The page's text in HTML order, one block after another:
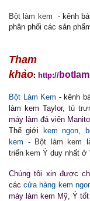
Bột làm kem - kênh
phân phối các sản
Tham
khảo: http://
Bột Làm Kem - kênh
làm kem Taylor, tủ
máy làm đá viên
Thế giới
kem ngon
kem - Bột làm kem
triển kem Ý duy nhất ở
Chúng tôi xin được
cáccửa hàng kem
máy làm kem Mỹ, Ý